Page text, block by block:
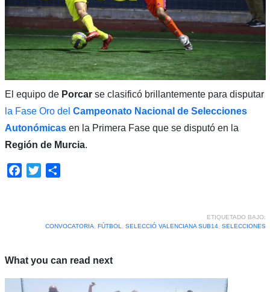
El equipo dePorcarse clasificó brillantemente para disputar
la Fase Oro del Campeonato Nacional de Selecciones
Autonómicas en la Primera Fase que se disputó en la
Región de Murcia.
Facebook
Twitter
ETIQUETADO BAJO:
CONVOCATORIA
FÚTBOL SELECCIÓ VALENCIANA SUB14, SELECCIONES
What you can read next